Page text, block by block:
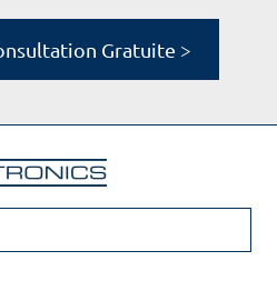
Gratuite >